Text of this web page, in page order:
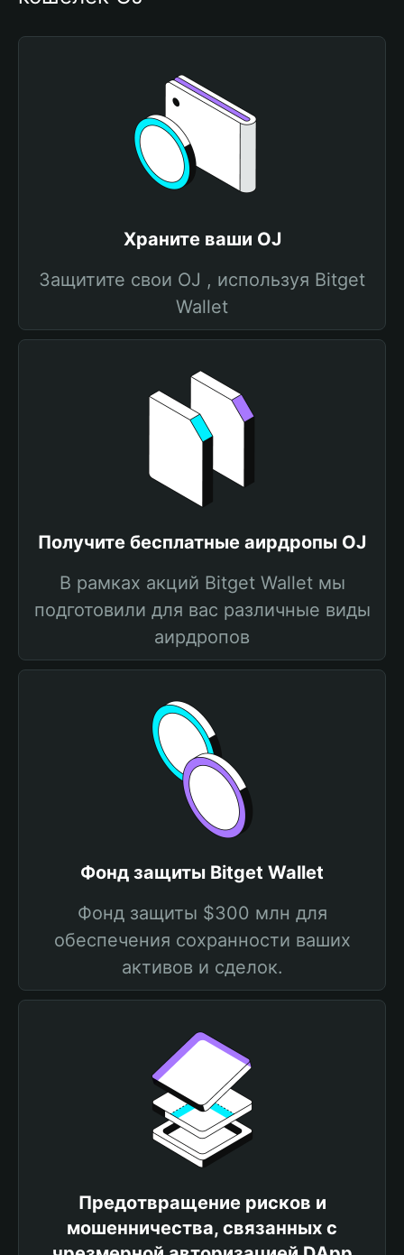
Храните ваши OJ
Защитите свои OJ , используя Bitget
Wallet
Получите бесплатные аирдропы OJ
В рамках акций Bitget Wallet мы
подготовили для вас различные виды
аирдропов
Фонд защиты Bitget Wallet
Фонд защиты $300 млн для
обеспечения сохранности ваших
активов и сделок.
Предотвращение рисков и
мошенничества, связанных с